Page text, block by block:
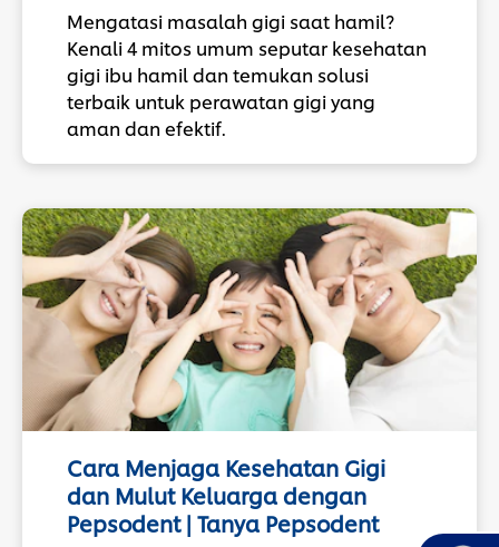
Mengatasi masalah gigi saat hamil?
Kenali 4 mitos umum seputar kesehatan
gigi ibu hamil dan temukan solusi
terbaik untuk perawatan gigi yang
aman dan efektif.
Cara Menjaga Kesehatan Gigi
dan Mulut Keluarga dengan
Pepsodent | Tanya Pepsodent